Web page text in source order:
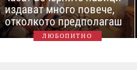
издават много повече,
отколкото предполагаш
ЛЮБОПИТНО